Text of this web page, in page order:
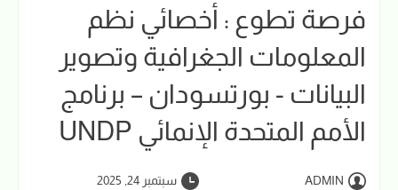
فرصة تطوع : أخصائي نظم
المعلومات الجغرافية وتصوير
البيانات - بورتسودان – برنامج
الأمم المتحدة الإنمائي UNDP
ADMIN
سبتمبر 24, 2025